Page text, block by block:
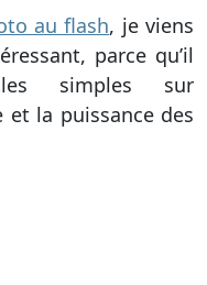
au flash, je viens
parce qu’il
simples sur
et la puissance des